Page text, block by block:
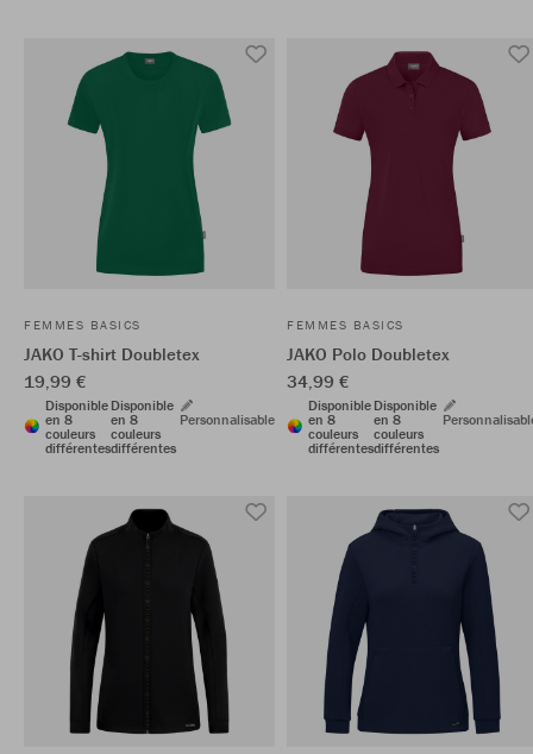
FEMMES BASICS
JAKO T-shirt Doubletex
19,99 €
Disponible
en 8
couleurs
différentes
Disponible
en 8
couleurs
différentes
Personnalisable
FEMMES BASICS
JAKO Polo Doubletex
34,99 €
Disponible
en 8
couleurs
différentes
Disponible
en 8
couleurs
différentes